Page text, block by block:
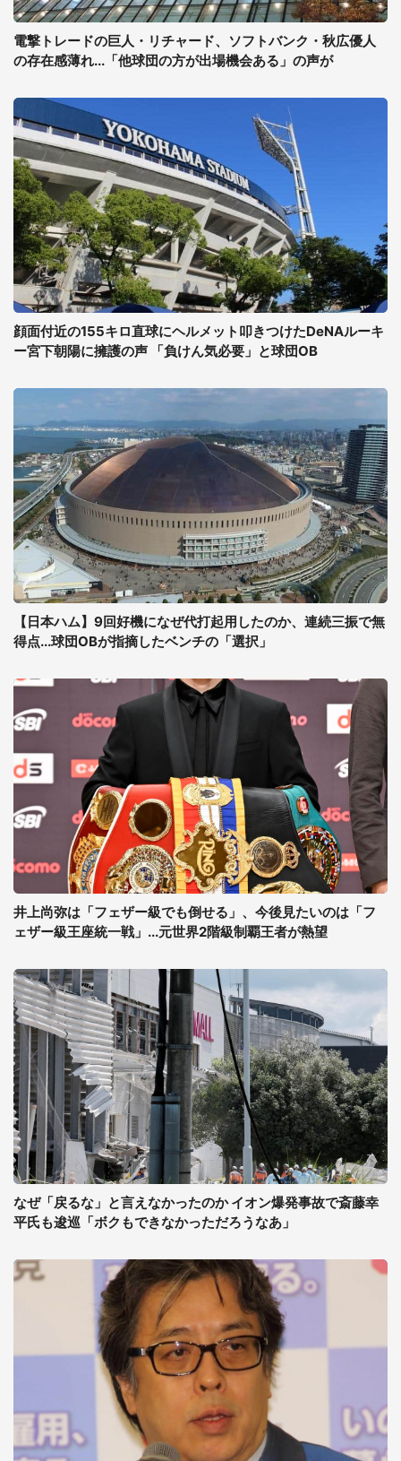
電撃トレードの巨人・リチャード、ソフトバンク・秋広優人
の存在感薄れ...「他球団の方が出場機会ある」の声が
顔面付近の155キロ直球にヘルメット叩きつけたDeNAルーキ
ー宮下朝陽に擁護の声 「負けん気必要」と球団OB
【日本ハム】9回好機になぜ代打起用したのか、連続三振で無
得点...球団OBが指摘したベンチの「選択」
井上尚弥は「フェザー級でも倒せる」、今後見たいのは「フ
ェザー級王座統一戦」...元世界2階級制覇王者が熱望
なぜ「戻るな」と言えなかったのか イオン爆発事故で斎藤幸
平氏も逡巡「ボクもできなかっただろうなあ」